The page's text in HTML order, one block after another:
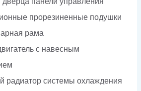
прорезиненные подушки
рама
с навесным
радиатор системы охлаждения